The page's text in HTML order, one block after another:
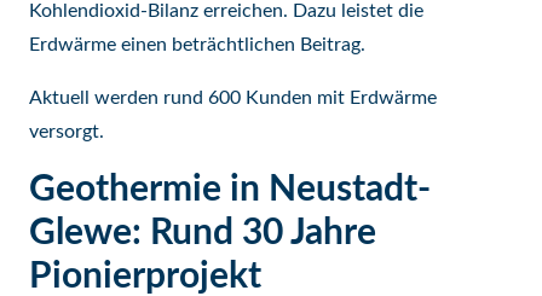
Kohlendioxid-Bilanz erreichen. Dazu leistet die
Erdwärme einen beträchtlichen Beitrag.
Aktuell werden rund 600 Kunden mit Erdwärme
versorgt.
Geothermie in Neustadt-
Glewe: Rund 30 Jahre
Pionierprojekt